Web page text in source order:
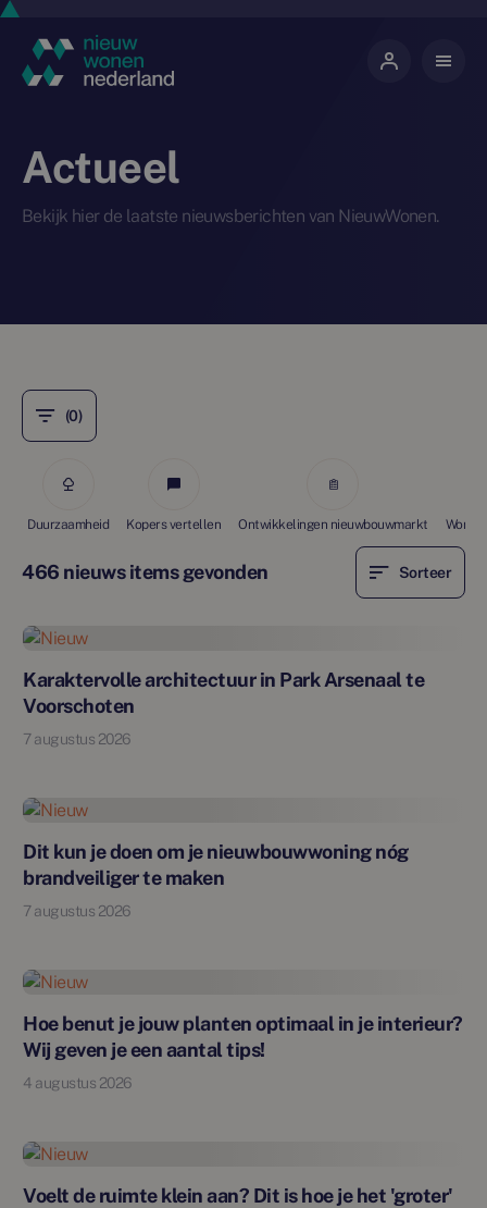
Actueel
Bekijk hier de laatste nieuwsberichten van NieuwWonen.
(0)
Duurzaamheid Kopers vertellen Ontwikkelingen nieuwbouwmarkt
466 nieuws items gevonden Sorteer
Karaktervolle architectuur in Park Arsenaal te
Voorschoten
7 augustus 2026
Dit kun je doen om je nieuwbouwwoning nóg
brandveiliger te maken
7 augustus 2026
Hoe benut je jouw planten optimaal in je interieur?
Wij geven je een aantal tips!
4 augustus 2026
Voelt de ruimte klein aan? Dit is hoe je het 'groter'